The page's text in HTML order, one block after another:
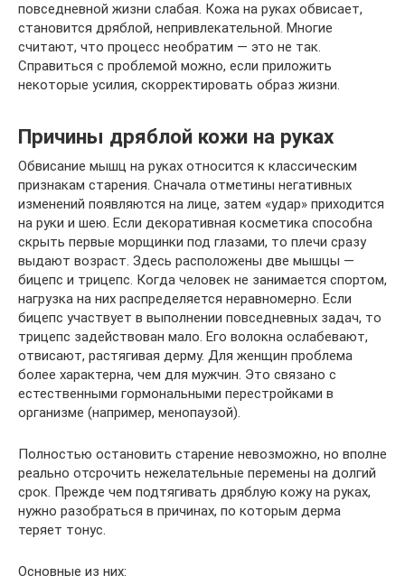
повседневной жизни слабая. Кожа на руках обвисает,
становится дряблой, непривлекательной. Многие
считают, что процесс необратим — это не так.
Справиться с проблемой можно, если приложить
некоторые усилия, скорректировать образ жизни.
Причины дряблой кожи на руках
Обвисание мышц на руках относится к классическим
признакам старения. Сначала отметины негативных
изменений появляются на лице, затем «удар» приходится
на руки и шею. Если декоративная косметика способна
скрыть первые морщинки под глазами, то плечи сразу
выдают возраст. Здесь расположены две мышцы —
бицепс и трицепс. Когда человек не занимается спортом,
нагрузка на них распределяется неравномерно. Если
бицепс участвует в выполнении повседневных задач, то
трицепс задействован мало. Его волокна ослабевают,
отвисают, растягивая дерму. Для женщин проблема
более характерна, чем для мужчин. Это связано с
естественными гормональными перестройками в
организме (например, менопаузой).
Полностью остановить старение невозможно, но вполне
реально отсрочить нежелательные перемены на долгий
срок. Прежде чем подтягивать дряблую кожу на руках,
нужно разобраться в причинах, по которым дерма
теряет тонус.
Основные из них: